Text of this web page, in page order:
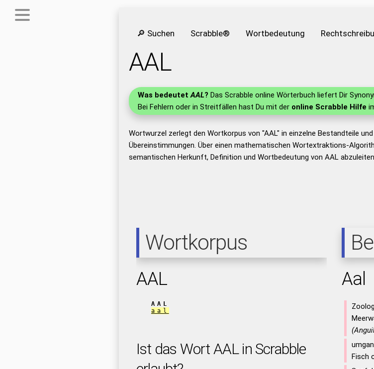
🔎 Suchen Scrabble® Wortbedeutung
AAL
Was bedeutetAAL? Das Scrabble online Wörterbuch liefert Dir
Bei Fehlern oder in Streitfällen hast Du mit der online Scrabble Hilfe
Wortwurzel zerlegt den Wortkorpus von "AAL" in einzelne Bestandteile
Übereinstimmungen. Über einen mathematischen Wortextraktions-
semantischen Herkunft, Definition und Wortbedeutung von AAL
Wortkorpus
AAL
AAL
aal
Ist das Wort AAL in Scrabble
Aal
Fisch